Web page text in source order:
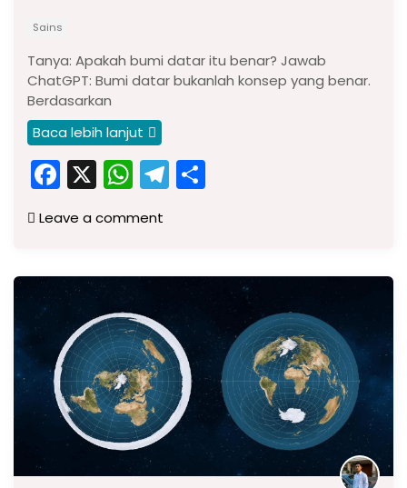
Sains
Tanya: Apakah bumi datar itu benar? Jawab
ChatGPT: Bumi datar bukanlah konsep yang benar.
Berdasarkan
Baca lebih lanjut
F
a
c
b
o
o
k
X W
h
a
A
p
p
T
el
a
m
Leave a comment